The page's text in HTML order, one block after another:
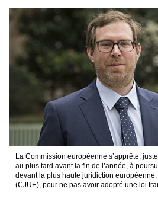
La Commission européenne s’apprête,
au plus tard avant la fin de l’année, à
devant la plus haute juridiction
(CJUE), pour ne pas avoir adopté une loi